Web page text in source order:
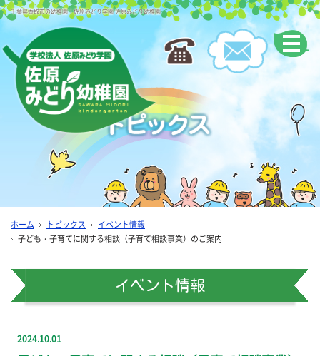
千葉県香取市の幼稚園｜佐原みどり学園 佐原みどり幼稚園
ホーム トピックス
イベント情報
子ども・子育てに関する相談（子育て相談事業）のご案内
イベント情報
2024.10.01